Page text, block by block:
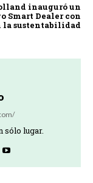
inauguró un
Smart Dealer con
la sustentabilidad
sólo lugar.